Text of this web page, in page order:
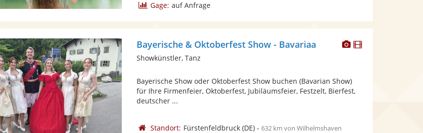
Gage: auf Anfrage
Dieser
bereit.
Dieser
Bayerische & Oktoberfest Show - Bavariaa
Showkünstler, Tanz
Bayerische Show oder Oktoberfest Show buchen (Bavarian Show)
für Ihre Firmenfeier, Oktoberfest, Jubiläumsfeier, Festzelt, Bierfest,
deutscher ...
Standort: Fürstenfeldbruck(DE)- 632 km von Wilhelmshaven